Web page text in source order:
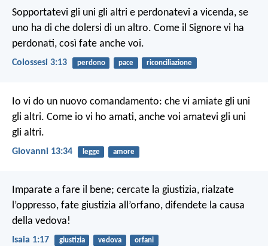
Sopportatevi gli uni gli altri e perdonatevi a vicenda, se
uno ha di che dolersi di un altro. Come il Signore vi ha
perdonati, così fate anche voi.
Colossesi 3:13 perdono pace riconciliazione
Io vi do un nuovo comandamento: che vi amiate gli uni
gli altri. Come io vi ho amati, anche voi amatevi gli uni
gli altri.
Giovanni 13:34 legge amore
Imparate a fare il bene; cercate la giustizia, rialzate
l’oppresso, fate giustizia all’orfano, difendete la causa
della vedova!
Isaia 1:17 giustizia vedova orfani